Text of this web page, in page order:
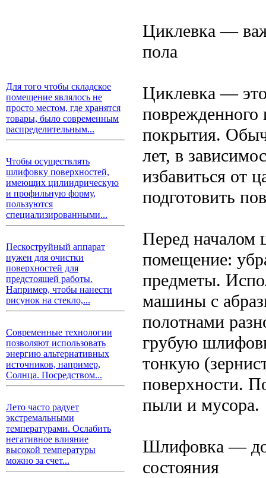
Для того чтобы складское
помещение являлось не
просто местом, где хранятся
товары, было современным
распределительным...
Чтобы осуществлять
шлифовку поверхностей,
имеющих цилиндрическую
и профильную форму,
пользуются
специализированными...
Пескоструйный аппарат
нужен для очистки
поверхностей для
предстоящей работы.
Например, чтобы нанести
рисунок на стекло,...
Современные технологии
позволяют использовать
энергию альтернативных
источников, например,
Солнца. Посредством...
Лето часто радует
экстремальными
температурами. Ослабить
негативное влияние
высокой температуры
можно за счет...
Циклевка —
пола
Циклевка — это
поврежденного
покрытия.
лет, в
избавиться от
подготовить
Перед началом
помещение:
предметы.
машины с
полотнами
грубую
тонкую
поверхности.
пыли и мусора.
Шлифовка —
состояния